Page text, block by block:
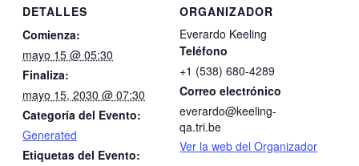
DETALLES
Comienza:
mayo 15 @ 05:30
Finaliza:
mayo 15, 2030 @ 07:30
Categoría del Evento:
Generated
Etiquetas del Evento:
ORGANIZADOR
Everardo Keeling
Teléfono
+1 (538) 680-4289
Correo electrónico
everardo@keeling-
qa.tri.be
Ver la web del Organizador